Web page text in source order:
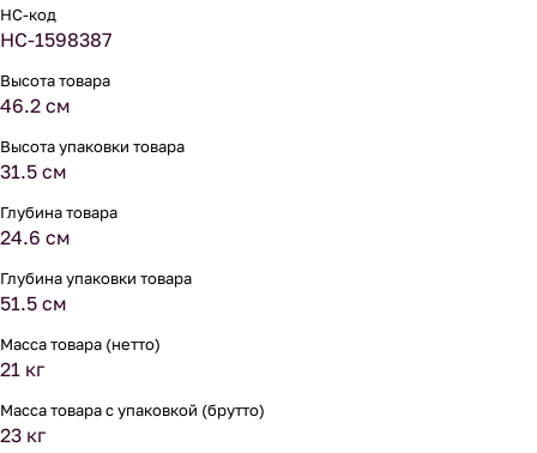
НС-код
НС-1598387
Высота товара
46.2 см
Высота упаковки товара
31.5 см
Глубина товара
24.6 см
Глубина упаковки товара
51.5 см
Масса товара (нетто)
21 кг
Масса товара с упаковкой (брутто)
23 кг